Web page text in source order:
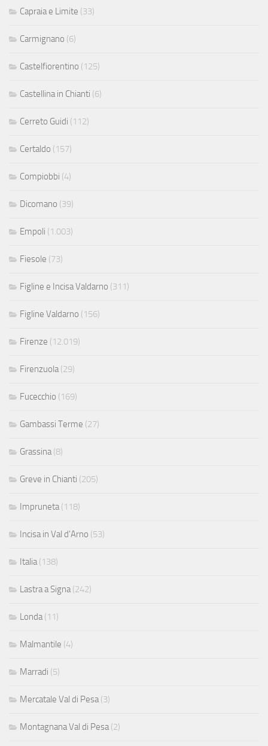
Capraia e Limite (33)
Carmignano (6)
Castelfiorentino (125)
Castellina in Chianti (6)
Cerreto Guidi (112)
Certaldo (157)
Compiobbi (4)
Dicomano (39)
Empoli (1.003)
Fiesole (73)
Figline e Incisa Valdarno (311)
Figline Valdarno (156)
Firenze (12.019)
Firenzuola(29)
Fucecchio (169)
Gambassi Terme (27)
Grassina(8)
Greve in Chianti (205)
Impruneta(118)
Incisa in Val d'Arno (53)
Italia(138)
Lastra a Signa(242)
Londa(11)
Malmantile (4)
Marradi (5)
Mercatale Val di Pesa(3)
Montagnana Val di Pesa(2)